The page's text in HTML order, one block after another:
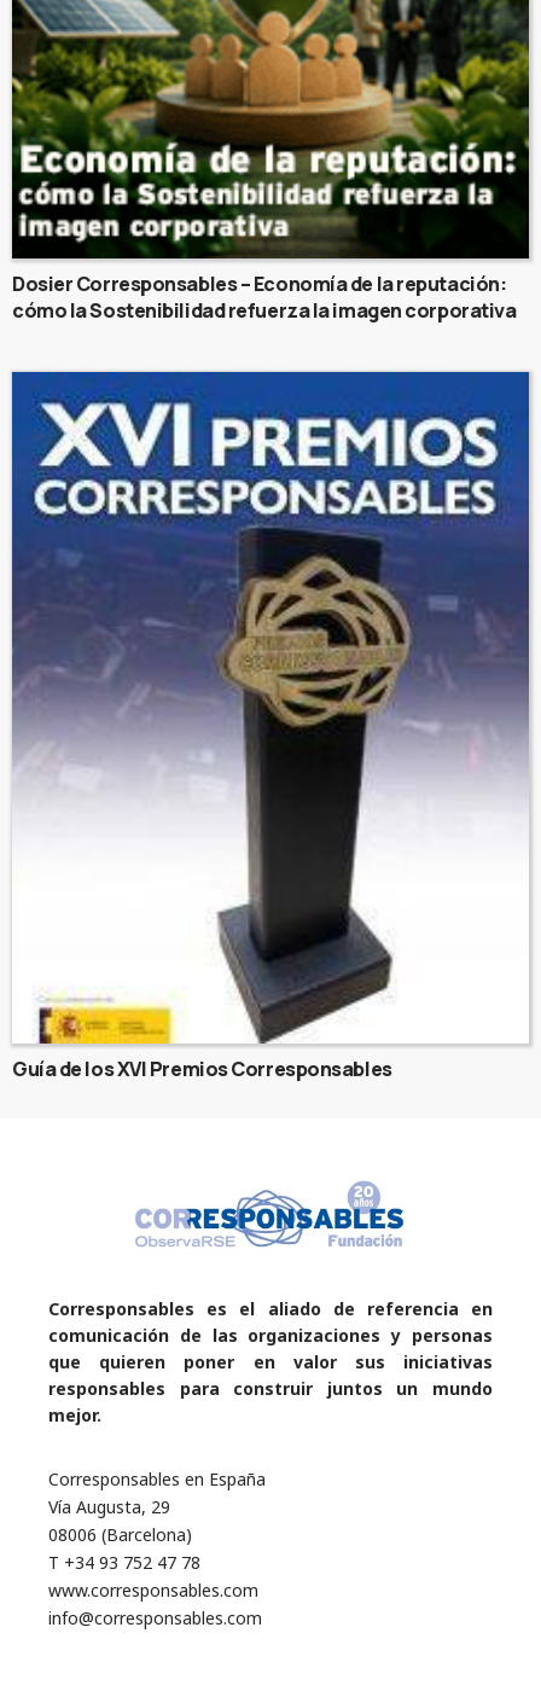
Dosier Corresponsables – Economía de la reputación:
cómo la Sostenibilidad refuerza la imagen corporativa
Guía de los XVI Premios Corresponsables
Corresponsables es el aliado de referencia en
comunicación de las organizaciones y personas
que quieren poner en valor sus iniciativas
responsables para construir juntos un mundo
mejor.
Corresponsables en España
Vía Augusta, 29
08006 (Barcelona)
T +34 93 752 47 78
www.corresponsables.com
info@corresponsables.com